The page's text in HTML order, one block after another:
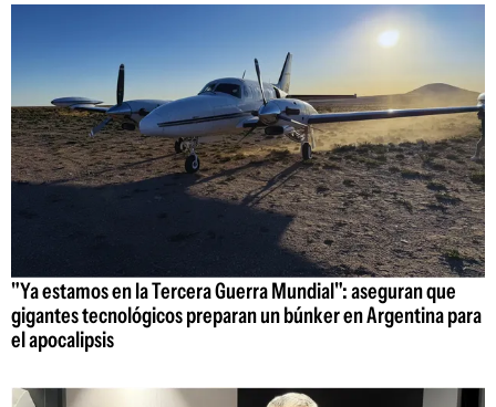
"Ya estamos en la Tercera Guerra Mundial": aseguran que
gigantes tecnológicos preparan un búnker en Argentina para
el apocalipsis